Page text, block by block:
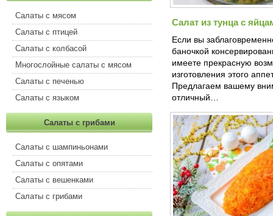
Салаты с мясом
Салаты с птицей
Салаты с колбасой
Многослойные салаты с мясом
Салаты с печенью
Салаты с языком
Салаты с грибами
Салаты с шампиньонами
Салаты с опятами
Салаты с вешенками
Салаты с грибами
Салат из тунца с
Если вы
баночкой
имеете прекрасную
изготовления этого
Предлагаем вашему
отличный…